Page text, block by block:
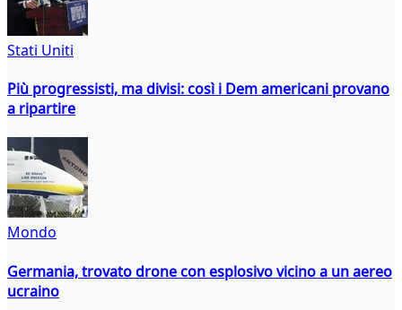
Stati Uniti
Più progressisti, ma divisi: così i Dem americani provano
a ripartire
Mondo
Germania, trovato drone con esplosivo vicino a un aereo
ucraino